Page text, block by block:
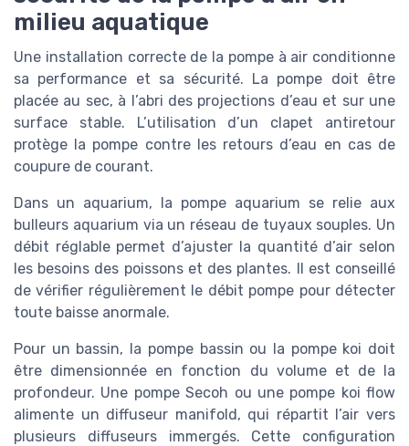
milieu aquatique
Une installation correcte de la pompe à air conditionne
sa performance et sa sécurité. La pompe doit être
placée au sec, à l’abri des projections d’eau et sur une
surface stable. L’utilisation d’un clapet antiretour
protège la pompe contre les retours d’eau en cas de
coupure de courant.
Dans un aquarium, la pompe aquarium se relie aux
bulleurs aquarium via un réseau de tuyaux souples. Un
débit réglable permet d’ajuster la quantité d’air selon
les besoins des poissons et des plantes. Il est conseillé
de vérifier régulièrement le débit pompe pour détecter
toute baisse anormale.
Pour un bassin, la pompe bassin ou la pompe koi doit
être dimensionnée en fonction du volume et de la
profondeur. Une pompe Secoh ou une pompe koi flow
alimente un diffuseur manifold, qui répartit l’air vers
plusieurs diffuseurs immergés. Cette configuration